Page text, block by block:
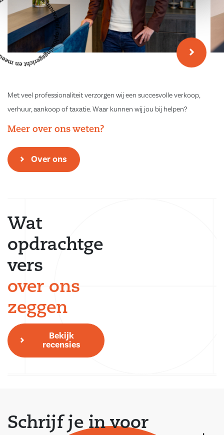
Met veel professionaliteit verzorgen wij een succesvolle verkoop,
verhuur, aankoop of taxatie. Waar kunnen wij jou bij helpen?
Meer over ons weten?
Over ons
Schrijf je in voor
Wat
opdrachtge
vers
over ons
zeggen
Bekijk
recensies